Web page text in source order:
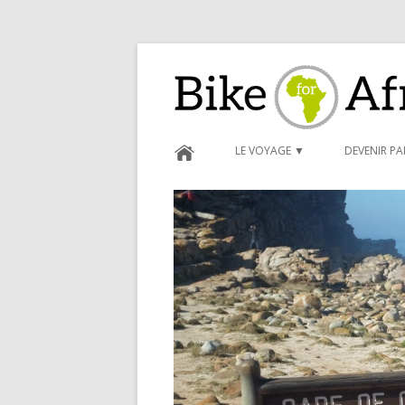
Bike for Africa
LE VOYAGE ▼
BLOG ►
DEVENIR
CARNET